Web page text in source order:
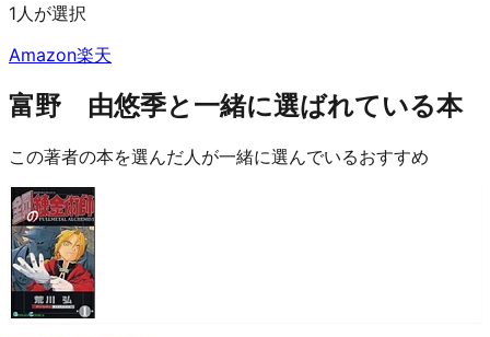
1人が選択
Amazon楽天
富野 由悠季と一緒に選ばれている本
この著者の本を選んだ人が一緒に選んでいるおすすめ